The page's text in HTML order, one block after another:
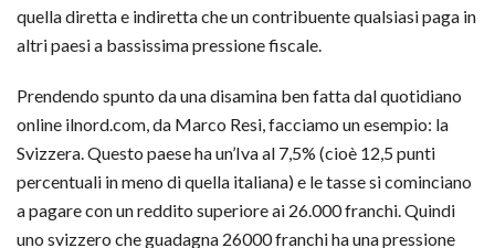
quella diretta e indiretta che un contribuente qualsiasi paga in
altri paesi a bassissima pressione fiscale.
Prendendo spunto da una disamina ben fatta dal quotidiano
online ilnord.com, da Marco Resi, facciamo un esempio: la
Svizzera. Questo paese ha un’Iva al 7,5% (cioè 12,5 punti
percentuali in meno di quella italiana) e le tasse si cominciano
a pagare con un reddito superiore ai 26.000 franchi. Quindi
uno svizzero che guadagna 26000 franchi ha una pressione